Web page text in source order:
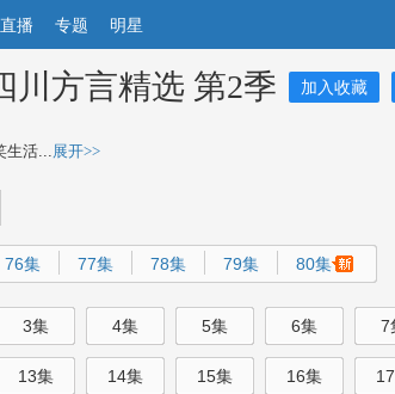
直播 专题 明星
川方言精选 第2季 加入收藏
生活...展开>>
76集 77集 78集 79集 80集
3集 4集 5集 6集 7
13集 14集 15集 16集